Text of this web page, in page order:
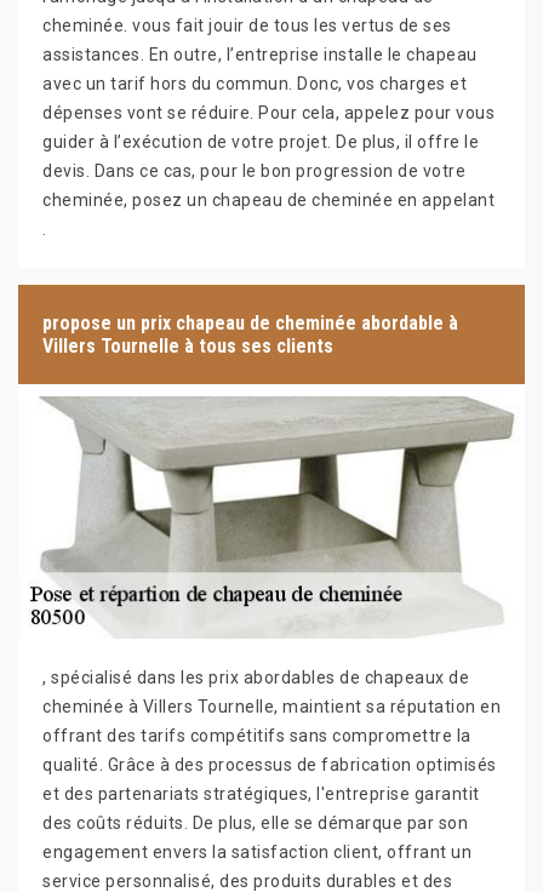
cheminée. vous fait jouir de tous les vertus de ses
assistances. En outre, l’entreprise installe le chapeau
avec un tarif hors du commun. Donc, vos charges et
dépenses vont se réduire. Pour cela, appelez pour vous
guider à l’exécution de votre projet. De plus, il offre le
devis. Dans ce cas, pour le bon progression de votre
cheminée, posez un chapeau de cheminée en appelant
propose un prix chapeau de cheminée abordable à
Villers Tournelle à tous ses clients
, spécialisé dans les prix abordables de chapeaux de
cheminée à Villers Tournelle, maintient sa réputation en
offrant des tarifs compétitifs sans compromettre la
qualité. Grâce à des processus de fabrication optimisés
et des partenariats stratégiques, l'entreprise garantit
des coûts réduits. De plus, elle se démarque par son
engagement envers la satisfaction client, offrant un
service personnalisé, des produits durables et des